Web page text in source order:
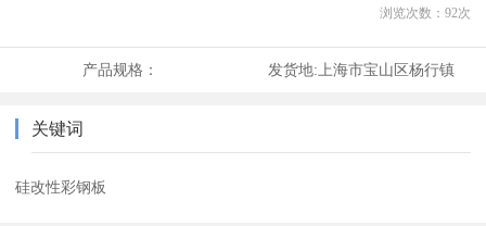
浏览次数： 92次
产品规格： 发货地: 上海市宝山区杨行镇
关键词
硅改性彩钢板